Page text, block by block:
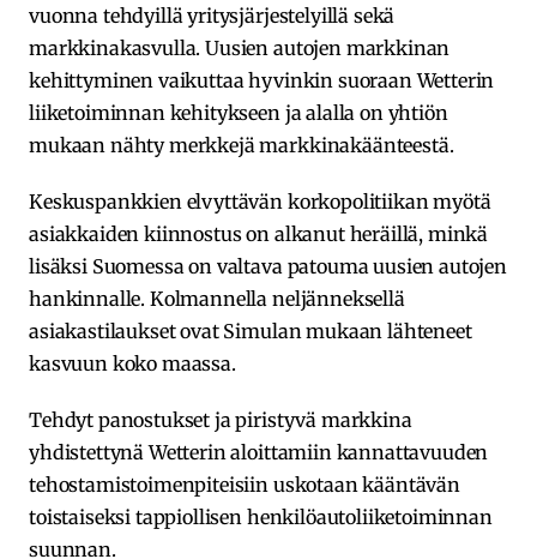
vuonna tehdyillä yritysjärjestelyillä sekä
markkinakasvulla. Uusien autojen markkinan
kehittyminen vaikuttaa hyvinkin suoraan Wetterin
liiketoiminnan kehitykseen ja alalla on yhtiön
mukaan nähty merkkejä markkinakäänteestä.
Keskuspankkien elvyttävän korkopolitiikan myötä
asiakkaiden kiinnostus on alkanut heräillä, minkä
lisäksi Suomessa on valtava patouma uusien autojen
hankinnalle. Kolmannella neljänneksellä
asiakastilaukset ovat Simulan mukaan lähteneet
kasvuun koko maassa.
Tehdyt panostukset ja piristyvä markkina
yhdistettynä Wetterin aloittamiin kannattavuuden
tehostamistoimenpiteisiin uskotaan kääntävän
toistaiseksi tappiollisen henkilöautoliiketoiminnan
suunnan.